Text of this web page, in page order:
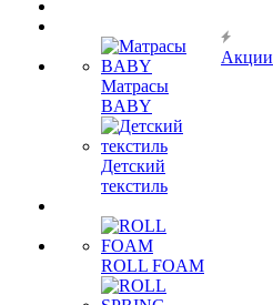
Матрасы
BABY
Детский
текстиль
ROLL FOAM
Акции